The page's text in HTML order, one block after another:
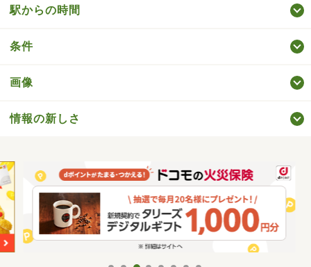
駅からの時間
条件
画像
情報の新しさ